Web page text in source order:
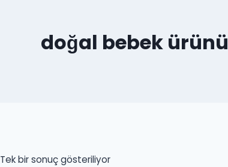
doğal bebek ürünü
Tek bir sonuç gösteriliyor